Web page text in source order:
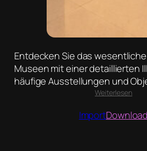
Entdecken Sie das
Museen mit einer detaillierten
häufige Ausstellungen und
Weiterlesen:
ImportDownload